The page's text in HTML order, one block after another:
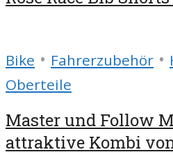
Bike • Fahrerzubehör •
Oberteile
Master und Follow
attraktive Kombi